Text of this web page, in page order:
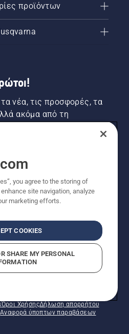
προϊόντων
νέα, τις προσφορές, τα
ακόμα από τη
ΔΕΛΤΊΟ
Με την επιφύλαξη παντός
Όροι ΧρήσηςΔήλωση απορρήτου
Αναφορά ύποπτων παραβάσεων
you agree to the storing of
site navigation, analyze
marketing efforts.
COOKIES
SHARE MY PERSONAL